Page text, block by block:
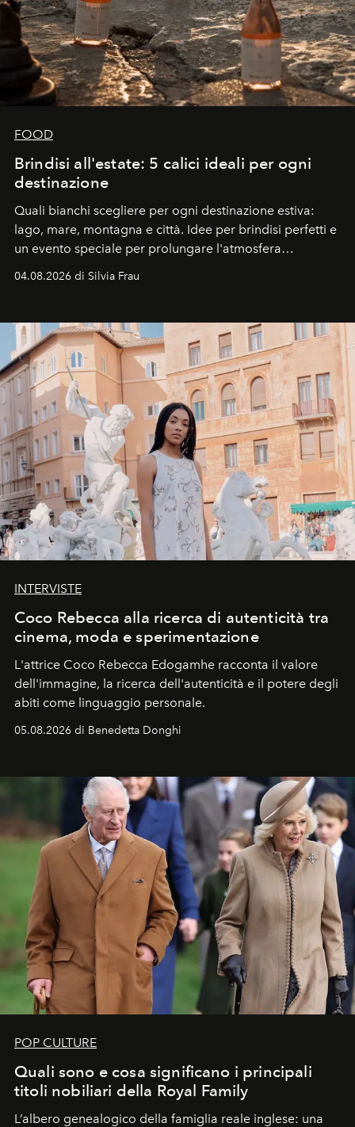
FOOD
Brindisi all'estate: 5 calici ideali per ogni
destinazione
Quali bianchi scegliere per ogni destinazione estiva:
lago, mare, montagna e città. Idee per brindisi perfetti e
un evento speciale per prolungare l'atmosfera
04.08.2026 di Silvia Frau
INTERVISTE
Coco Rebecca alla ricerca di autenticità tra
cinema, moda e sperimentazione
L'attrice Coco Rebecca Edogamhe racconta il valore
dell'immagine, la ricerca dell'autenticità e il potere degli
abiti come linguaggio personale.
05.08.2026 di Benedetta Donghi
POP CULTURE
Quali sono e cosa significano i principali
titoli nobiliari della Royal Family
L’albero genealogico della famiglia reale inglese: una